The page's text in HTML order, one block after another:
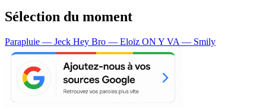
Sélection du moment
Parapluie — Jeck Hey Bro — Eloïz ON Y VA — Smily